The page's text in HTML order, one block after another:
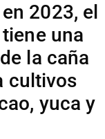
2023, el
una
la caña
cultivos
yuca y